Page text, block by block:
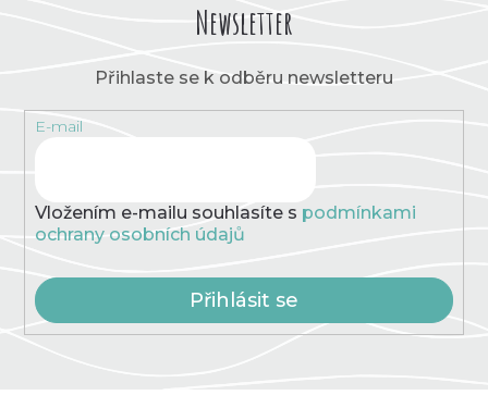
Newsletter
Přihlaste se k odběru newsletteru
E-mail
Vložením e-mailu souhlasíte s podmínkami
ochrany osobních údajů
Přihlásit se